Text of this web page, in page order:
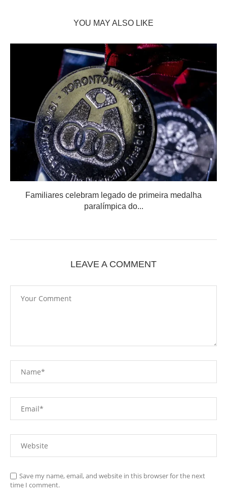
YOU MAY ALSO LIKE
Familiares celebram legado de primeira medalha
paralímpica do...
LEAVE A COMMENT
Save my name, email, and website in this browser for the next
time I comment.